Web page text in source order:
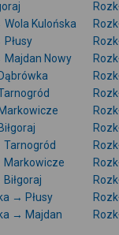
Wola Kulońska
Płusy
Majdan Nowy
Tarnogród
Markowicze
→ Płusy
→ Majdan